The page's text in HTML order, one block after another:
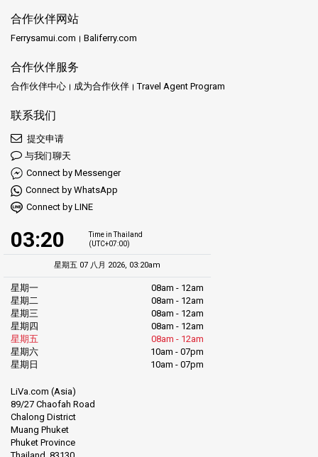
合作伙伴网站
Ferrysamui.com Baliferry.com
合作伙伴服务
合作伙伴中心 成为合作伙伴 Travel Agent Program
联系我们
提交申请
与我们聊天
Connect by Messenger
Connect by WhatsApp
Connect by LINE
03:20
Time in Thailand
(UTC+07:00)
星期五 07 八月 2026, 03:20am
星期一
08am - 12am
星期二
08am - 12am
星期三
08am - 12am
星期四
08am - 12am
星期五
08am - 12am
星期六
10am - 07pm
星期日
10am - 07pm
LiVa.com (Asia)
89/27 Chaofah Road
Chalong District
Muang Phuket
Phuket Province